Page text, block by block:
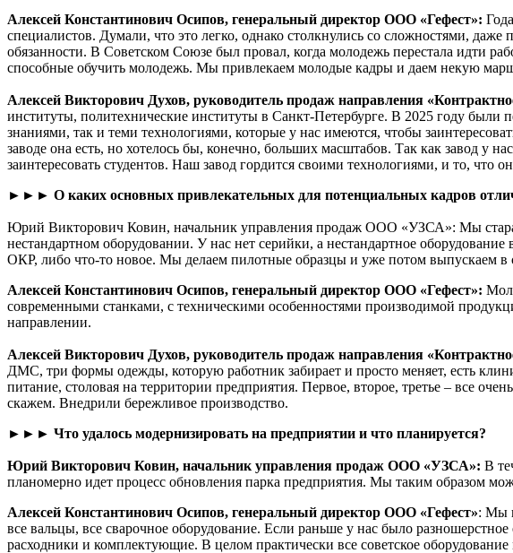
Алексей Константинович Осипов, генеральный директор ООО «Гефест»:
специалистов. Думали, что это легко, однако столкнулись со сложностями,
обязанности. В Советском Союзе был провал, когда молодежь перестала идти
способные обучить молодежь. Мы привлекаем молодые кадры и даем некую
Алексей Викторович Духов, руководитель продаж направления
институты, политехнические институты в Санкт-Петербурге. В 2025 году были
знаниями, так и теми технологиями, которые у нас имеются, чтобы
заводе она есть, но хотелось бы, конечно, больших масштабов. Так как завод у
заинтересовать студентов. Наш завод гордится своими технологиями, и то,
►►► О каких основных привлекательных для потенциальных кадров
Юрий Викторович Ковин, начальник управления продаж ООО «УЗСА»: Мы
нестандартном оборудовании. У нас нет серийки, а нестандартное
ОКР, либо что-то новое. Мы делаем пилотные образцы и уже потом выпускаем в
Алексей Константинович Осипов, генеральный директор ООО «Гефест»:
современными станками, с техническими особенностями производимой
направлении.
Алексей Викторович Духов, руководитель продаж направления
ДМС, три формы одежды, которую работник забирает и просто меняет, есть
питание, столовая на территории предприятия. Первое, второе, третье – все
скажем. Внедрили бережливое производство.
►►► Что удалось модернизировать на предприятии и что планируется?
Юрий Викторович Ковин, начальник управления продаж ООО «УЗСА»: В
планомерно идет процесс обновления парка предприятия. Мы таким образом
Алексей Константинович Осипов, генеральный директор ООО «Гефест»: Мы
все вальцы, все сварочное оборудование. Если раньше у нас было
расходники и комплектующие. В целом практически все советское